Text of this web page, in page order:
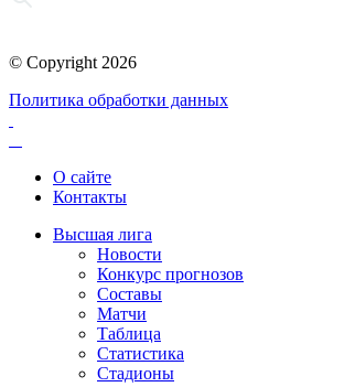
© Copyright 2026
Политика обработки данных
О сайте
Контакты
Высшая лига
Новости
Конкурс прогнозов
Составы
Матчи
Таблица
Статистика
Стадионы